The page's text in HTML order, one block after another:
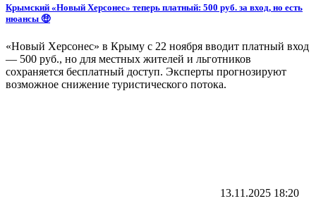
Крымский «Новый Херсонес» теперь платный: 500 руб. за вход, но есть
нюансы 🤑
«Новый Херсонес» в Крыму с 22 ноября вводит платный вход
— 500 руб., но для местных жителей и льготников
сохраняется бесплатный доступ. Эксперты прогнозируют
возможное снижение туристического потока.
13.11.2025 18:20